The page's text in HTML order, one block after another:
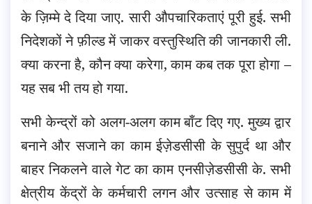
के ज़िम्मे दे दिया जाए. सारी औपचारिकताएं पूरी हुई. सभी
निदेशकों ने फ़ील्ड में जाकर वस्तुस्थिति की जानकारी ली.
क्या करना है, कौन क्या करेगा, काम कब तक पूरा होगा –
यह सब भी तय हो गया.
सभी केन्द्रों को अलग-अलग काम बाँट दिए गए. मुख्य द्वार
बनाने और सजाने का काम ईज़ेडसीसी के सुपुर्द था और
बाहर निकलने वाले गेट का काम एनसीज़ेडसीसी के. सभी
क्षेत्रीय केंद्रों के कर्मचारी लगन और उत्साह से काम में